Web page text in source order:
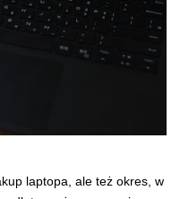
laptopa, ale też okres, w